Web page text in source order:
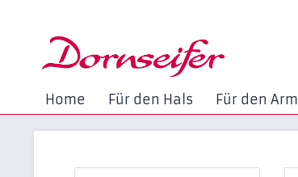
Home Für den Hals Für den Arm